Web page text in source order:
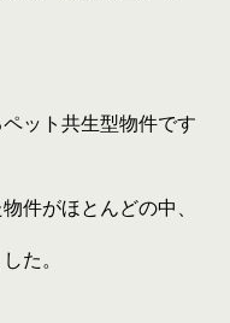
ット共生型物件です
件がほとんどの中、
た。